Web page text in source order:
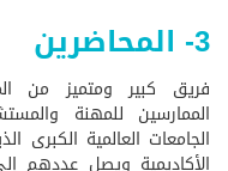
3- المحاضرين
فريق كبير ومتميز من
الممارسين للمهنة
الجامعات العالمية الكبرى